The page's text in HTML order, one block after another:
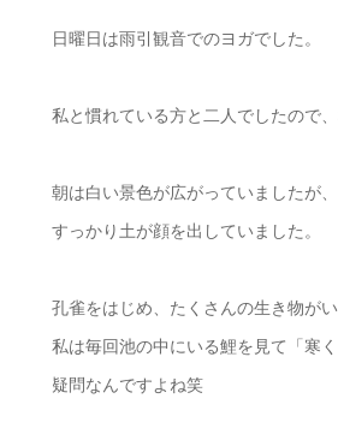
日曜日は雨引観音でのヨガでした。
私と慣れている方と二人でしたので
朝は白い景色が広がっていましたが
すっかり土が顔を出していました。
孔雀をはじめ、たくさんの生き物がい
私は毎回池の中にいる鯉を見て「寒
疑問なんですよね笑